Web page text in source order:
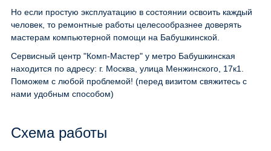
Но если простую эксплуатацию в состоянии освоить каждый
человек, то ремонтные работы целесообразнее доверять
мастерам компьютерной помощи на Бабушкинской.
Сервисный центр "Комп-Мастер" у метро Бабушкинская
находится по адресу: г. Москва, улица Менжинского, 17к1.
Поможем с любой проблемой! (перед визитом свяжитесь с
нами удобным способом)
Схема работы